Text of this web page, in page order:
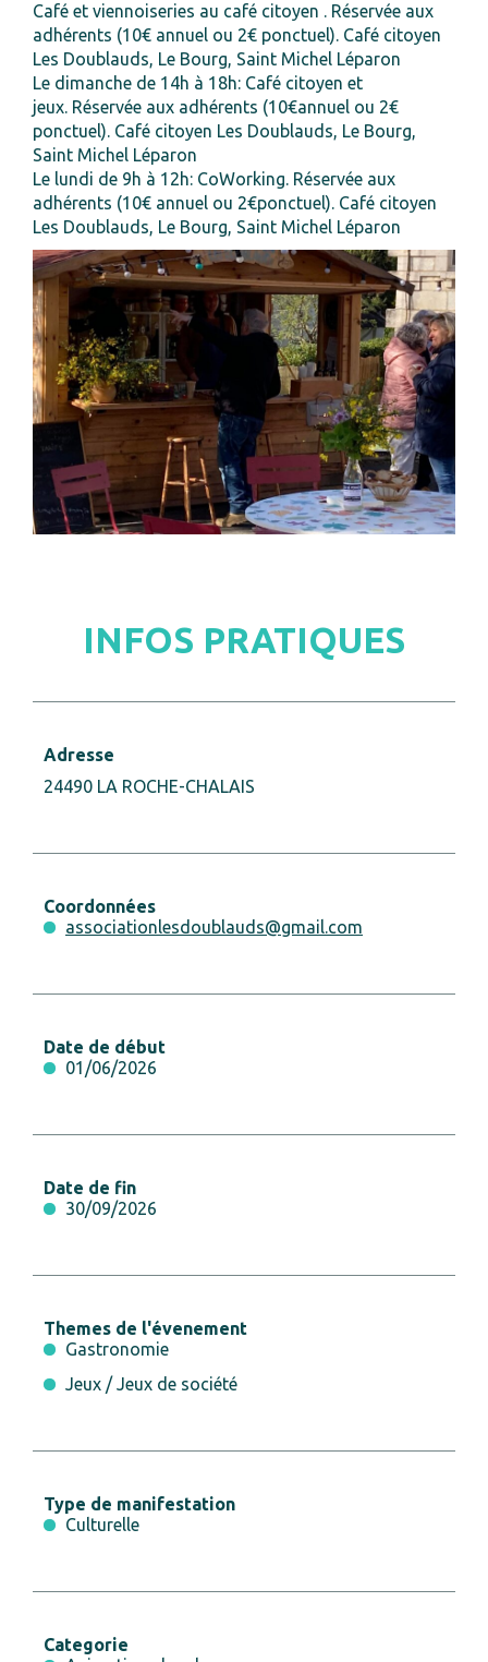
Café et viennoiseries au café citoyen . Réservée aux
adhérents (10€ annuel ou 2€ ponctuel). Café citoyen
Les Doublauds, Le Bourg, Saint Michel Léparon
Le dimanche de 14h à 18h: Café citoyen et
jeux. Réservée aux adhérents (10€annuel ou 2€
ponctuel). Café citoyen Les Doublauds, Le Bourg,
Saint Michel Léparon
Le lundi de 9h à 12h: CoWorking. Réservée aux
adhérents (10€ annuel ou 2€ponctuel). Café citoyen
Les Doublauds, Le Bourg, Saint Michel Léparon
INFOS PRATIQUES
Adresse
24490 LA ROCHE-CHALAIS
Coordonnées
associationlesdoublauds@gmail.com
Date de début
01/06/2026
Date de fin
30/09/2026
Themes de l'évenement
Gastronomie
Jeux / Jeux de société
Type de manifestation
Culturelle
Categorie